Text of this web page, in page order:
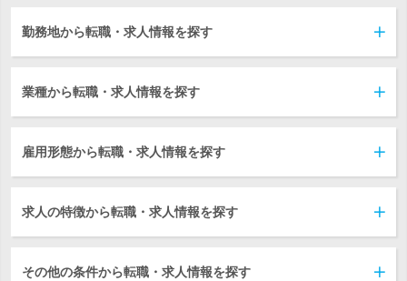
勤務地から転職・求人情報を探す
業種から転職・求人情報を探す
雇用形態から転職・求人情報を探す
求人の特徴から転職・求人情報を探す
その他の条件から転職・求人情報を探す